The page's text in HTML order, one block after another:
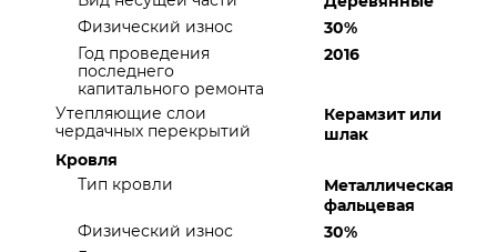
Физический износ
30%
Год проведения
последнего
капитального ремонта
2016
Утепляющие слои
чердачных перекрытий
Керамзит или
шлак
Кровля
Тип кровли
Металлическая
фальцевая
Физический износ
30%